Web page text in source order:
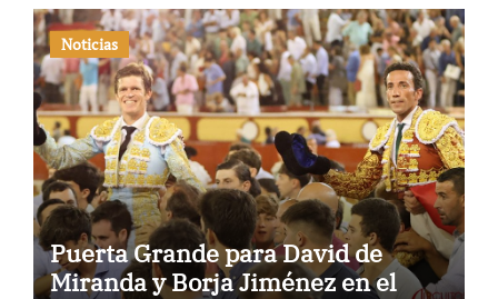
Noticias
Puerta Grande para David de
Miranda y Borja Jiménez en el